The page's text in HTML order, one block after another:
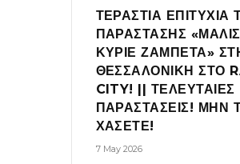
ΤΕΡΑΣΤΙΑ ΕΠΙΤΥΧΙΑ
ΠΑΡΑΣΤΑΣΗΣ
ΚΥΡΙΕ ΖΑΜΠΕΤΑ»
ΘΕΣΣΑΛΟΝΙΚΗ ΣΤΟ
CITY! || ΤΕΛΕΥΤΑΙΕΣ
ΠΑΡΑΣΤΑΣΕΙΣ! ΜΗΝ
ΧΑΣΕΤΕ!
7 May 2026